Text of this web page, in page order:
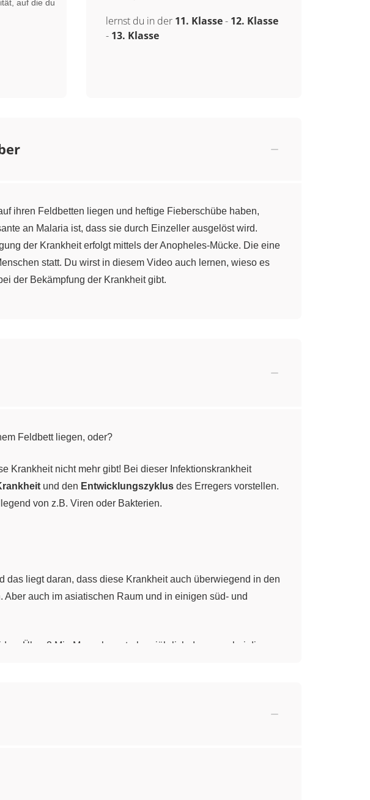
auf die du
lernst du in der 11. Klasse- 12. Klasse
- 13. Klasse
ihren Feldbetten liegen und heftige Fieberschübe haben,
an Malaria ist, dass sie durch Einzeller ausgelöst wird.
der Krankheit erfolgt mittels der Anopheles-Mücke. Die eine
statt. Du wirst in diesem Video auch lernen, wieso es
der Bekämpfung der Krankheit gibt.
Feldbett liegen, oder?
Krankheit nicht mehr gibt! Bei dieser Infektionskrankheit
und den Entwicklungszyklus des Erregers vorstellen.
von z.B. Viren oder Bakterien.
das liegt daran, dass diese Krankheit auch überwiegend in den
Aber auch im asiatischen Raum und in einigen süd- und
Über 2 Mio Menschen sterben jährlich daran, wobei die